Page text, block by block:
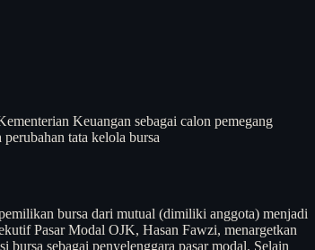
Keuangan sebagai calon pemegang
tata kelola bursa
bursa dari mutual (dimiliki anggota) menjadi
Pasar Modal OJK, Hasan Fawzi, menargetkan
sebagai penyelenggara pasar modal. Selain